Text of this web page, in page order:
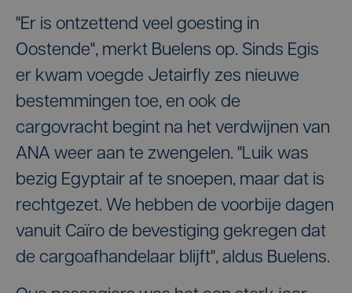
"Er is ontzettend veel goesting in
Oostende", merkt Buelens op. Sinds Egis
er kwam voegde Jetairfly zes nieuwe
bestemmingen toe, en ook de
cargovracht begint na het verdwijnen van
ANA weer aan te zwengelen. "Luik was
bezig Egyptair af te snoepen, maar dat is
rechtgezet. We hebben de voorbije dagen
vanuit Caïro de bevestiging gekregen dat
de cargoafhandelaar blijft", aldus Buelens.